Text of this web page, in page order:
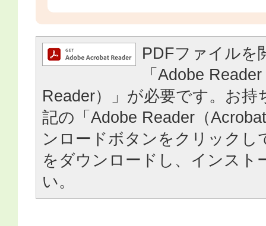
PDFファイルを
「Adobe
Reader）」が必要です。お持
記の「Adobe Reader（
ンロードボタンをクリックし
をダウンロードし、インスト
い。